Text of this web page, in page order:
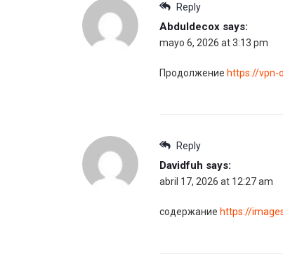
Reply
Abduldecox says:
mayo 6, 2026 at 3:13 pm
Продолжение https://vpn-
Reply
Davidfuh says:
abril 17, 2026 at 12:27 am
содержание https://